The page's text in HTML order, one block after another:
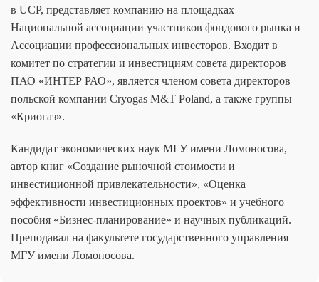
в UCP, представляет компанию на площадках
Национальной ассоциации участников фондового рынка и
Ассоциации профессиональных инвесторов. Входит в
комитет по стратегии и инвестициям совета директоров
ПАО «ИНТЕР РАО», является членом совета директоров
польской компании Cryogas M&T Poland, а также группы
«Криогаз».
Кандидат экономических наук МГУ имени Ломоносова,
автор книг «Создание рыночной стоимости и
инвестиционной привлекательности», «Оценка
эффективности инвестиционных проектов» и учебного
пособия «Бизнес-планирование» и научных публикаций.
Преподавал на факультете государственного управления
МГУ имени Ломоносова.